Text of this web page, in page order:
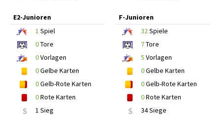
E2-Junioren
1 Spiel
0Tore
0Vorlagen
0Gelbe Karten
0Gelb-Rote Karten
0Rote Karten
S 1 Sieg
F-Junioren
32Spiele
7Tore
5 Vorlagen
0Gelbe Karten
0Gelb-Rote Karten
0Rote Karten
S 34 Siege